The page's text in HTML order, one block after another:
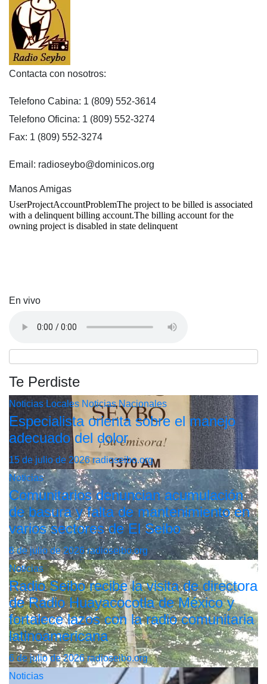
Contacta con nosotros:
Telefono Cabina: 1 (809) 552-3614
Telefono Oficina: 1 (809) 552-3274
Fax: 1 (809) 552-3274
Email: radioseybo@dominicos.org
Manos Amigas
En vivo
Te Perdiste
Noticias Locales Noticias Nacionales
Especialista orienta sobre el manejo
adecuado del dolor
15 de julio de 2026radioseibo.org
Noticias
Comunitarios denuncian acumulación
de basura y falta de mantenimiento en
varios sectores de El Seibo
8 de julio de 2026radioseibo.org
Noticias
Radio Seibo recibe la visita de directora
de Radio Huayacocotla de México y
fortalece lazos con la radio comunitaria
latinoamericana
6 de julio de 2026radioseibo.org
Noticias